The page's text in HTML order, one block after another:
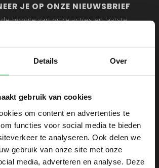
Details Over
gebruik van cookies
om content en advertenties te
functies voor social media te bieden
te analyseren. Ook delen we
gebruik van onze site met onze
media, adverteren en analyse. Deze
JE OP ONZE NIEUWSBRIEF
hoogte van onze acties en laatste
SHIRTSUPPLIER.NL
Webshop voor mannen
Zijlijnstraat 24
1433 DC